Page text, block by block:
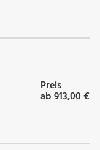
Preis
ab 913,00 €